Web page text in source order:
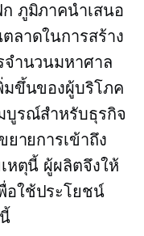
ภูมิภาคนำเสนอ
ลาดในการสร้าง
จำนวนมหาศาล
มขึ้นของผู้บริโภค
บูรณ์สำหรับธุรกิจ
ายการเข้าถึง
หตุนี้ ผู้ผลิตจึงให้
อใช้ประโยชน์